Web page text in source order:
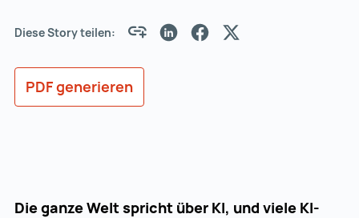
Diese Story teilen:
PDF generieren
Die ganze Welt spricht über KI, und viele KI-